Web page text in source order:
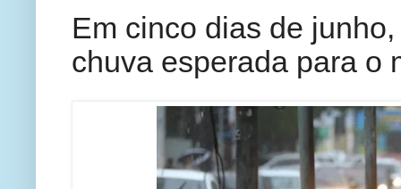
Em cinco dias de
chuva esperada para o